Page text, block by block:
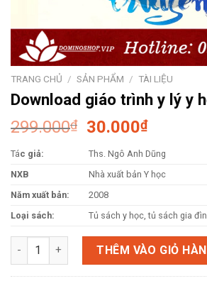
TRANG CHỦ / SẢN PHẨM / TÀI LIỆU
Download giáo trình y lý y
299.000₫
Giá
là:
299.000₫.
30.000₫Giá
tại
là:
Tác giả:
Ths. Ngô Anh Dũng
NXB
Nhà xuất bản Y học
Năm xuất bản:
2008
Loại sách:
Tủ sách y học, tủ sách gia
Download giáo trình y lý y học cổ truyền
THÊM VÀO GIỎ